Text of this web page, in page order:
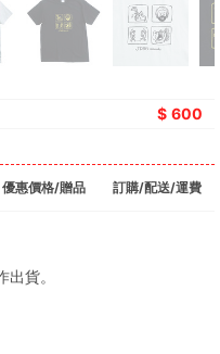
600
優惠價格/贈品 訂購/配送/運費
貨。